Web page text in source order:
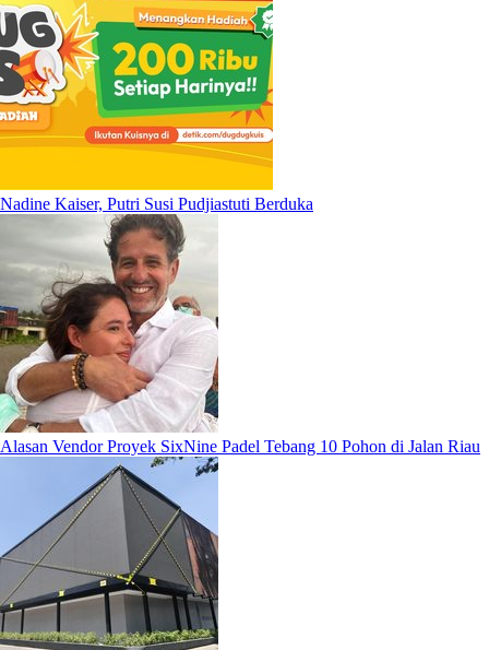
Nadine Kaiser, Putri Susi Pudjiastuti Berduka
Alasan Vendor Proyek SixNine Padel Tebang 10 Pohon di Jalan Riau